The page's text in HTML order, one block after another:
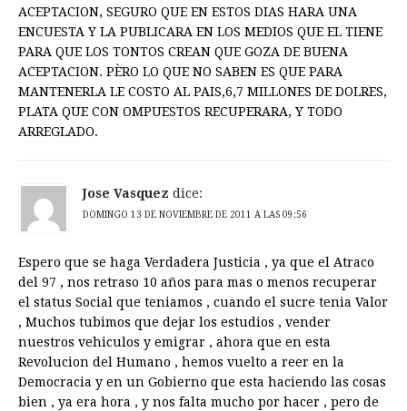
ACEPTACION, SEGURO QUE EN ESTOS DIAS HARA UNA
ENCUESTA Y LA PUBLICARA EN LOS MEDIOS QUE EL TIENE
PARA QUE LOS TONTOS CREAN QUE GOZA DE BUENA
ACEPTACION. PÈRO LO QUE NO SABEN ES QUE PARA
MANTENERLA LE COSTO AL PAIS,6,7 MILLONES DE DOLRES,
PLATA QUE CON OMPUESTOS RECUPERARA, Y TODO
ARREGLADO.
Jose Vasquez dice:
DOMINGO 13 DE NOVIEMBRE DE 2011 A LAS 09:56
Espero que se haga Verdadera Justicia , ya que el Atraco
del 97 , nos retraso 10 años para mas o menos recuperar
el status Social que teniamos , cuando el sucre tenia Valor
, Muchos tubimos que dejar los estudios , vender
nuestros vehiculos y emigrar , ahora que en esta
Revolucion del Humano , hemos vuelto a reer en la
Democracia y en un Gobierno que esta haciendo las cosas
bien , ya era hora , y nos falta mucho por hacer , pero de